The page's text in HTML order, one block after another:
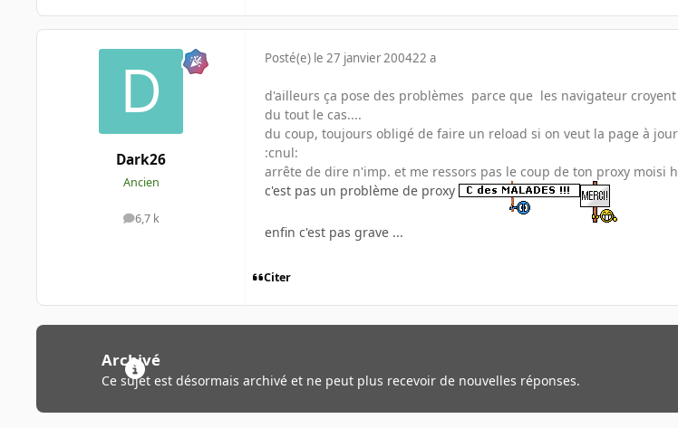
Dark26
Ancien
6,7 k
messages
Posté(e) le 27 janvier 200422 a
d'ailleurs ça pose des problèmes parce que les navigateur
du tout le cas....
du coup, toujours obligé de faire un reload si on veut la page à
:cnul:
arrête de dire n'imp. et me ressors pas le coup de ton proxy moisi
c'est pas un problème de proxy
enfin c'est pas grave ...
Citer
Archivé
Ce sujet est désormais archivé et ne peut plus recevoir de nouvelles réponses.